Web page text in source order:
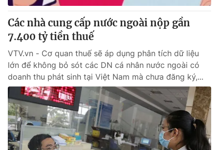
Các nhà cung cấp nước ngoài nộp gần
7.400 tỷ tiền thuế
VTV.vn - Cơ quan thuế sẽ áp dụng phân tích dữ liệu
lớn để không bỏ sót các DN cá nhân nước ngoài có
doanh thu phát sinh tại Việt Nam mà chưa đăng ký,...